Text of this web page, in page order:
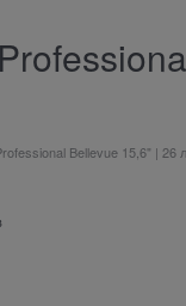
Bellevue 15,6" | 26